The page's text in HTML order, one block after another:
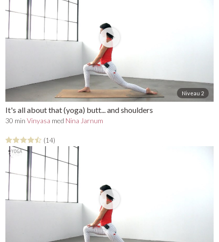
Niveau 2
It's all about that (yoga) butt... and shoulders
30 minVinyasa med Nina Jarnum
(14)